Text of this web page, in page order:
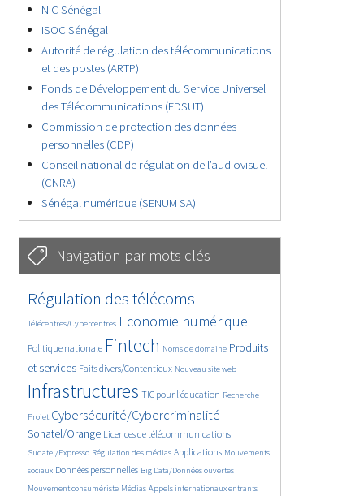
NIC Sénégal
ISOC Sénégal
Autorité de régulation des télécommunications
et des postes (ARTP)
Fonds de Développement du Service Universel
des Télécommunications (FDSUT)
Commission de protection des données
personnelles (CDP)
Conseil national de régulation de l’audiovisuel
(CNRA)
Sénégal numérique (SENUM SA)
Navigation par mots clés
4933/5946
Régulation des télécoms
357/5946
Télécentres/Cybercentres
3917/5946 Economie numérique
1936/5946
Politique nationale
5486/5946 Fintech
700/5946
Noms de domaine
2550/5946
Produits
et services
1632/5946 Faits divers/Contentieux
880/5946 Nouveau site web
5946/5946
Infrastructures
1936/5946
TIC pour l’éducation
199/5946
Recherche
264/5946
Projet
3671/5946Cybersécurité/Cybercriminalité
2360/5946
Sonatel/Orange
1683/5946 Licences de télécommunications
300/5946
Sudatel/Expresso
1050/5946 Régulation des médias
1615/5946 Applications
1126/5946
Mouvements
sociaux
1731/5946Données personnelles
143/5946 Big Data/Données ouvertes
629/5946
Mouvement consumériste
391/5946 Médias
682/5946 Appels internationaux entrants
1810/5946